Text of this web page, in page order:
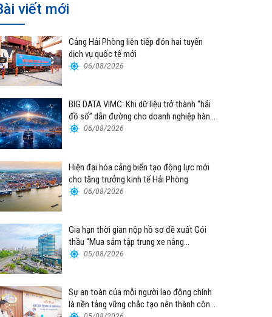
viết mới
Cảng Hải Phòng liên tiếp đón hai tuyến
dịch vụ quốc tế mới
06/08/2026
BIG DATA VIMC: Khi dữ liệu trở thành “hải
đồ số” dẫn đường cho doanh nghiệp hàng
hải 06/08/2026
Hiện đại hóa cảng biển tạo động lực mới
cho tăng trưởng kinh tế Hải Phòng
06/08/2026
Gia hạn thời gian nộp hồ sơ đề xuất Gói
thầu “Mua sắm tập trung xe nâng
container thuộc Tổng công ty Hàng hải
05/08/2026
Sự an toàn của mỗi người lao động chính
là nền tảng vững chắc tạo nên thành công